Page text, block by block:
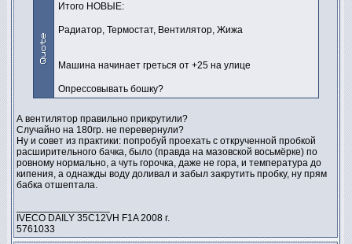
Итого НОВЫЕ:
Радиатор, Термостат, Вентилятор, Жижа
Машина начинает греться от +25 на улице
Опрессовывать бошку?
А вентилятор правильно прикрутили?
Случайно на 180гр. не перевернули?
Ну и совет из практики: попробуй проехать с открученной пробкой
расширительного бачка, было (правда на мазовской восьмёрке) по
ровному нормально, а чуть горочка, даже не гора, и температура до
кипения, а однажды воду доливал и забыл закрутить пробку, ну прям
бабка отшептала.
IVECO DAILY 35C12VH F1A 2008 г.
5761033